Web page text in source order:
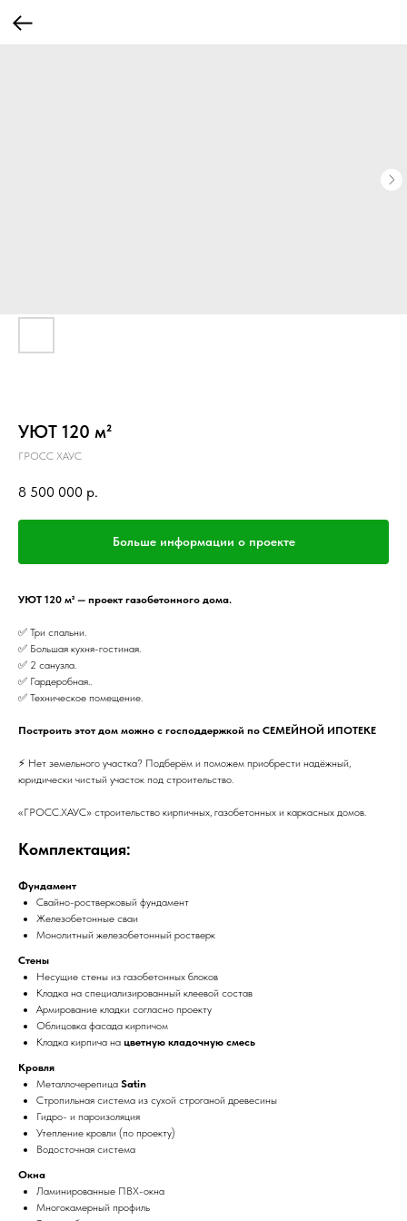
УЮТ 120 м²
ГРОСС ХАУС
8 500 000 р.
Больше информации о проекте
УЮТ 120 м² — проект газобетонного дома.
✅ Три спальни.
✅ Большая кухня-гостиная.
✅ 2 санузла.
✅ Гардеробная..
✅ Техническое помещение.
Построить этот дом можно с господдержкой по СЕМЕЙНОЙ ИПОТЕКЕ
⚡️ Нет земельного участка? Подберём и поможем приобрести надёжный,
юридически чистый участок под строительство.
«ГРОСС.ХАУС» строительство кирпичных, газобетонных и каркасных домов.
Комплектация:
Фундамент
Свайно-ростверковый фундамент
Железобетонные сваи
Монолитный железобетонный ростверк
Стены
Несущие стены из газобетонных блоков
Кладка на специализированный клеевой состав
Армирование кладки согласно проекту
Облицовка фасада кирпичом
Кладка кирпича на цветную кладочную смесь
Кровля
Металлочерепица Satin
Стропильная система из сухой строганой древесины
Гидро- и пароизоляция
Утепление кровли (по проекту)
Водосточная система
Окна
Ламинированные ПВХ-окна
Многокамерный профиль